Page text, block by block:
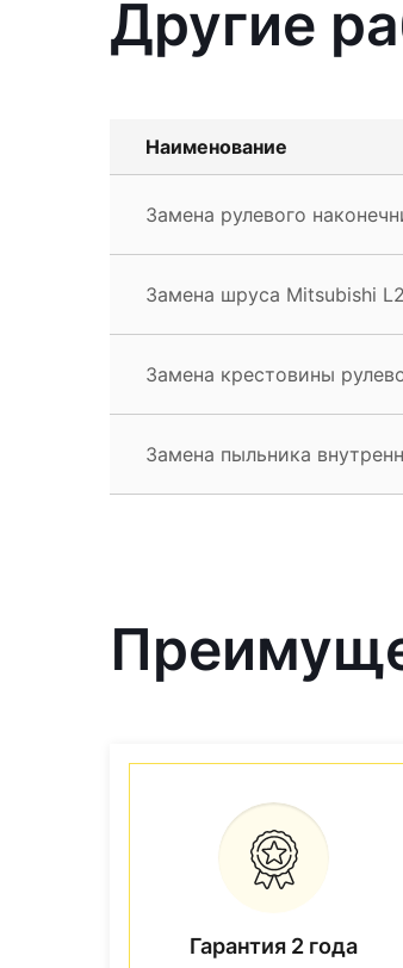
Другие
Наименование
Замена рулевого
Замена шруса Mitsubishi
Замена крестовины
Замена пыльника
Гарантия 2 года